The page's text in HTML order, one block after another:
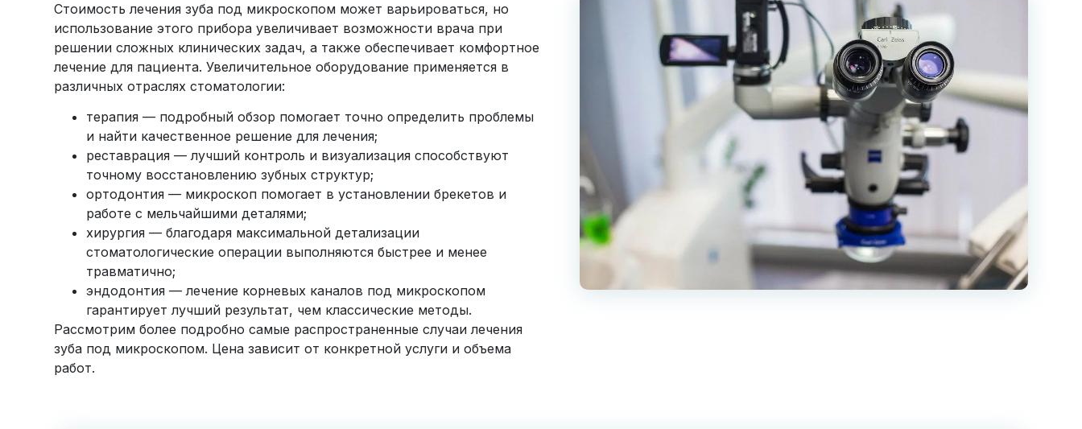
Стоимость лечения зуба под микроскопом может варьироваться, но
использование этого прибора увеличивает возможности врача при
решении сложных клинических задач, а также обеспечивает комфортное
лечение для пациента. Увеличительное оборудование применяется в
различных отраслях стоматологии:
терапия — подробный обзор помогает точно определить проблемы
и найти качественное решение для лечения;
реставрация — лучший контроль и визуализация способствуют
точному восстановлению зубных структур;
ортодонтия — микроскоп помогает в установлении брекетов и
работе с мельчайшими деталями;
хирургия — благодаря максимальной детализации
стоматологические операции выполняются быстрее и менее
травматично;
эндодонтия — лечение корневых каналов под микроскопом
гарантирует лучший результат, чем классические методы.
Рассмотрим более подробно самые распространенные случаи лечения
зуба под микроскопом. Цена зависит от конкретной услуги и объема
работ.